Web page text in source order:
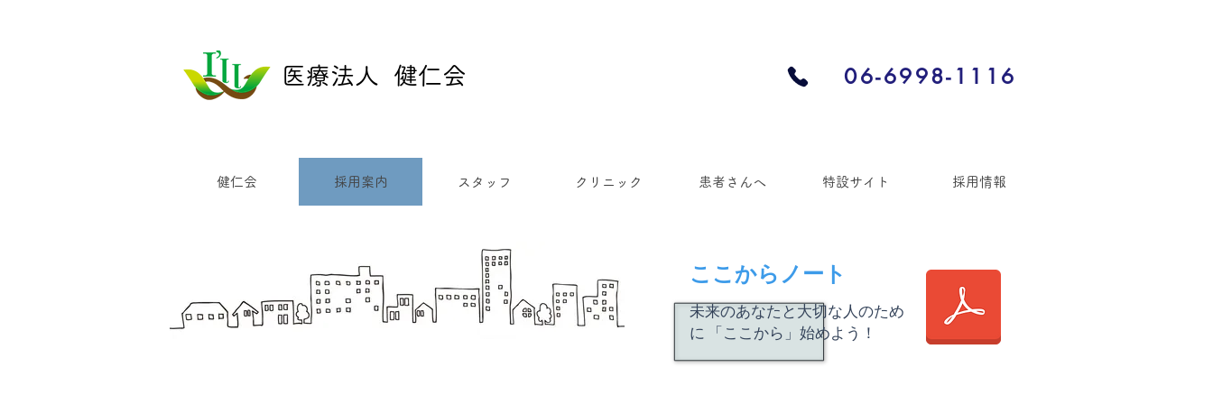
​医療法人 健仁会 06-6998-1116
健仁会 採用案内 スタッフ クリニック 患者さんへ 特設サイト 採用情報
​ここからノート
​未来のあなたと大切な人のため
に 「ここから」始めよう！